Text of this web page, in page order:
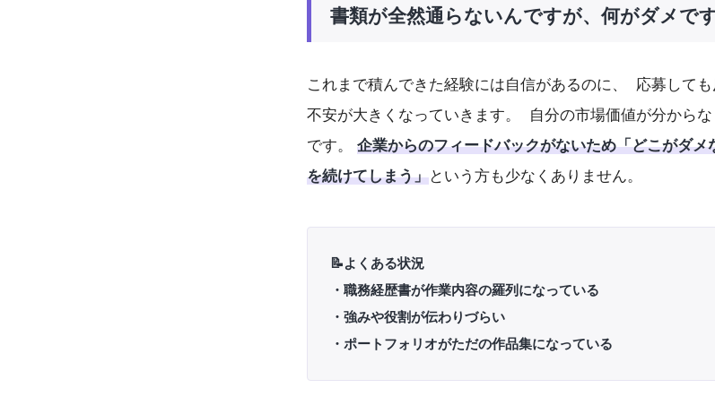
書類が全然通らないんですが、何がダメで
これまで積んできた経験には自信があるのに、 応募しても
不安が大きくなっていきます。 自分の市場価値が分から
です。 企業からのフィードバックがないため「どこがダ
を続けてしまう」という方も少なくありません。
📝よくある状況
・職務経歴書が作業内容の羅列になっている
・強みや役割が伝わりづらい
・ポートフォリオがただの作品集になっている